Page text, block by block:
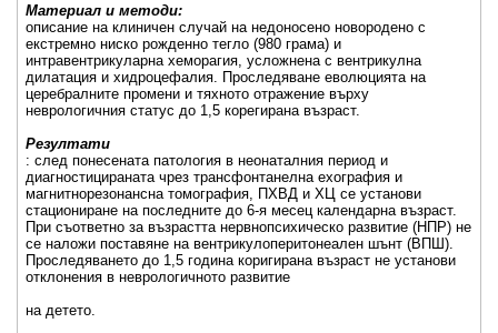
Материал и методи:
описание на клиничен случай на недоносено новородено с
екстремно ниско рожденно тегло (980 грама) и
интравентрикуларна хеморагия, усложнена с вентрикулна
дилатация и хидроцефалия. Проследяване еволюцията на
церебралните промени и тяхното отражение върху
неврологичния статус до 1,5 корегирана възраст.
Резултати
: след понесената патология в неонаталния период и
диагностицираната чрез трансфонтанелна ехография и
магнитнорезонансна томография, ПХВД и ХЦ се установи
стациониране на последните до 6-я месец календарна възраст.
При съответно за възрастта нервнопсихическо развитие (НПР) не
се наложи поставяне на вентрикулоперитонеален шънт (ВПШ).
Проследяването до 1,5 година коригирана възраст не установи
отклонения в неврологичното развитие
на детето.